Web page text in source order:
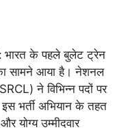
: भारत के पहले बुलेट ट्रेन
सामने आया है। नेशनल
ने विभिन्न पदों पर
भर्ती अभियान के तहत
योग्य उम्मीदवार